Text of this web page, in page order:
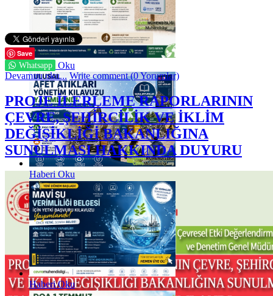
Haberi Oku
Haberi Oku
Haberi Oku
Save
Whatsapp
Devamını oku... Write comment (0 Yorumlar)
PROJE İLERLEME RAPORLARININ
ÇEVRE, ŞEHİRCİLİK VE İKLİM
DEĞİŞİKLİĞİ BAKANLIĞINA
SUNULMASI HAKKINDA DUYURU